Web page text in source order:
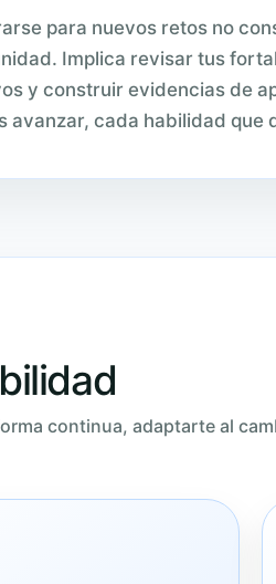
para nuevos retos no
Implica revisar tus
y construir evidencias de
avanzar, cada habilidad que
continua, adaptarte al